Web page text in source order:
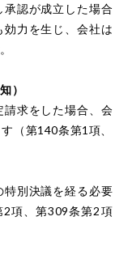
認が成立した場合
力を生じ、会社は
）
求をした場合、会
（第140条第1項、
別決議を経る必要
2項、第309条第2項